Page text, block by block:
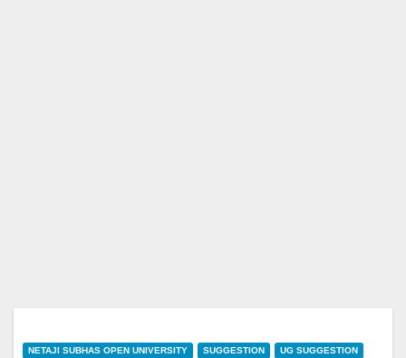
NETAJI SUBHAS OPEN UNIVERSITY SUGGESTION UG SUGGESTION